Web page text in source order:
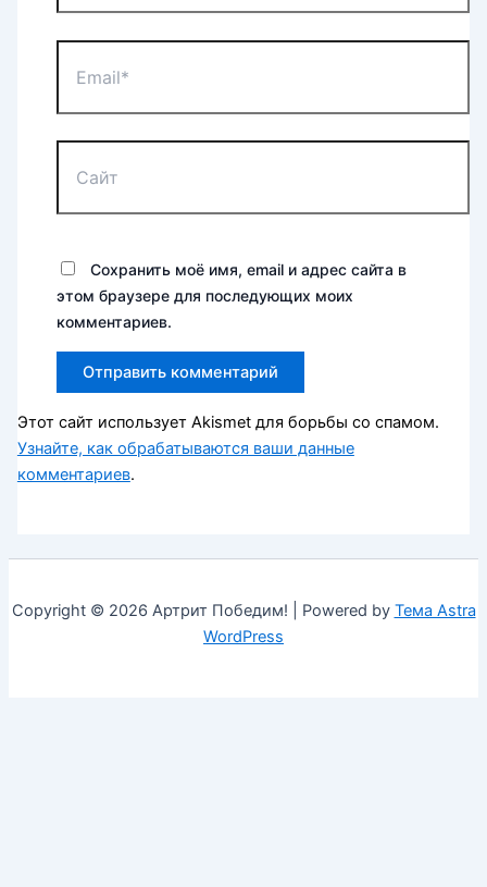
Сохранить моё имя, email и адрес сайта в
этом браузере для последующих моих
комментариев.
Этот сайт использует Akismet для борьбы со спамом.
Узнайте, как обрабатываются ваши данные
комментариев.
Copyright © 2026 Артрит Победим! | Powered by Тема Astra
WordPress